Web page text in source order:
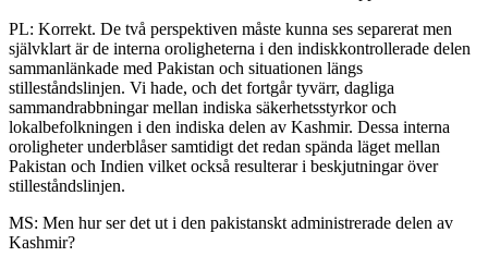
PL: Korrekt. De två perspektiven måste kunna ses separerat men
självklart är de interna oroligheterna i den indiskkontrollerade delen
sammanlänkade med Pakistan och situationen längs
stilleståndslinjen. Vi hade, och det fortgår tyvärr, dagliga
sammandrabbningar mellan indiska säkerhetsstyrkor och
lokalbefolkningen i den indiska delen av Kashmir. Dessa interna
oroligheter underblåser samtidigt det redan spända läget mellan
Pakistan och Indien vilket också resulterar i beskjutningar över
stilleståndslinjen.
MS: Men hur ser det ut i den pakistanskt administrerade delen av
Kashmir?